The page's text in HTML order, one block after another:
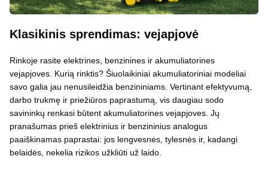
Klasikinis sprendimas: vejapjovė
Rinkoje rasite elektrines, benzinines ir akumuliatorines
vejapjoves. Kurią rinktis? Šiuolaikiniai akumuliatoriniai modeliai
savo galia jau nenusileidžia benzininiams. Vertinant efektyvumą,
darbo trukmę ir priežiūros paprastumą, vis daugiau sodo
savininkų renkasi būtent akumuliatorines vejapjoves. Jų
pranašumas prieš elektrinius ir benzininius analogus
paaiškinamas paprastai: jos lengvesnės, tylesnės ir, kadangi
belaidės, nekelia rizikos užkliūti už laido.